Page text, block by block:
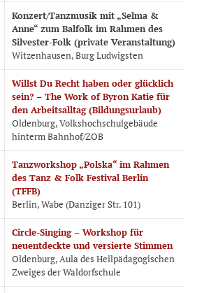
Konzert/Tanzmusik mit „Selma &
Anne“ zum Balfolk im Rahmen des
Silvester-Folk (private Veranstaltung)
Witzenhausen, Burg Ludwigsten
Willst Du Recht haben oder glücklich
sein? – The Work of Byron Katie für
den Arbeitsalltag (Bildungsurlaub)
Oldenburg, Volkshochschulgebäude
hinterm Bahnhof/ZOB
Tanzworkshop „Polska“ im Rahmen
des Tanz & Folk Festival Berlin
(TFFB)
Berlin, Wabe (Danziger Str. 101)
Circle-Singing – Workshop für
neuentdeckte und versierte Stimmen
Oldenburg, Aula des Heilpädagogischen
Zweiges der Waldorfschule